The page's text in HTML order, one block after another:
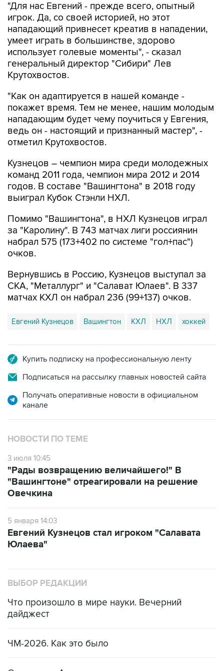
"Для нас Евгений - прежде всего, опытный
игрок. Да, со своей историей, но этот
нападающий привнесет креатив в нападении,
умеет играть в большинстве, здорово
использует голевые моменты", - сказал
генеральный директор "Сибири" Лев
Крутохвостов.
"Как он адаптируется в нашей команде -
покажет время. Тем не менее, нашим молодым
нападающим будет чему поучиться у Евгения,
ведь он - настоящий и признанный мастер", -
отметил Крутохвостов.
Кузнецов – чемпион мира среди молодежных
команд 2011 года, чемпион мира 2012 и 2014
годов. В составе "Вашингтона" в 2018 году
выиграл Кубок Стэнли НХЛ.
Помимо "Вашингтона", в НХЛ Кузнецов играл
за "Каролину". В 743 матчах лиги россиянин
набрал 575 (173+402 по системе "гол+пас")
очков.
Вернувшись в Россию, Кузнецов выступал за
СКА, "Металлург" и "Салават Юлаев". В 337
матчах КХЛ он набрал 236 (99+137) очков.
Евгений Кузнецов Вашингтон КХЛ НХЛ хоккей
Купить подписку на профессиональную ленту
Подписаться на рассылку главных новостей сайта
Получать оперативные новости в официальном
канале
НОВОСТИ ПО ТЕМЕ
3 июля 10:45
"Рады возвращению величайшего!" В
"Вашингтоне" отреагировали на решение
Овечкина
5 января 14:03
Евгений Кузнецов стал игроком "Салавата
Юлаева"
ВЫБОР РЕДАКЦИИ
Что произошло в мире науки. Вечерний
дайджест
ЧМ-2026. Как это было